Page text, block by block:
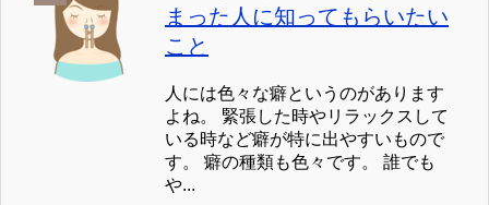
まった人に知ってもらいたい
こと
人には色々な癖というのがあります
よね。 緊張した時やリラックスして
いる時など癖が特に出やすいもので
す。 癖の種類も色々です。 誰でも
や...